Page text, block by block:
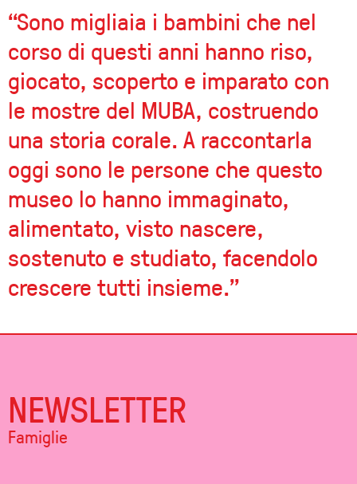
“Sono migliaia i bambini che nel
corso di questi anni hanno riso,
giocato, scoperto e imparato con
le mostre del MUBA, costruendo
una storia corale. A raccontarla
oggi sono le persone che questo
museo lo hanno immaginato,
alimentato, visto nascere,
sostenuto e studiato, facendolo
crescere tutti insieme.”
NEWSLETTER
Famiglie